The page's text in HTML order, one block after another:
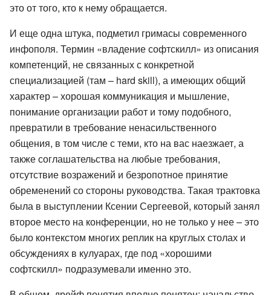
это от того, кто к нему обращается.
И еще одна штука, подметил гримасы современного
инфополя. Термин «владение софтскилл» из описания
компетенций, не связанных с конкретной
специализацией (там – hard skill), а имеющих общий
характер – хорошая коммуникация и мышление,
понимание организации работ и тому подобного,
превратили в требование ненасильственного
общения, в том числе с теми, кто на вас наезжает, а
также соглашательства на любые требования,
отсутствие возражений и безропотное принятие
обременений со стороны руководства. Такая трактовка
была в выступлении Ксении Сергеевой, который занял
второе место на конференции, но не только у нее – это
было контекстом многих реплик на круглых столах и
обсуждениях в кулуарах, где под «хорошими
софтскилл» подразумевали именно это.